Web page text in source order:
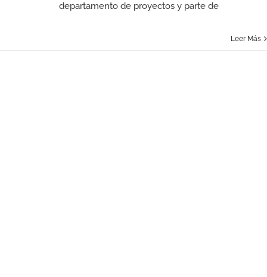
departamento de proyectos y parte de
Leer Más